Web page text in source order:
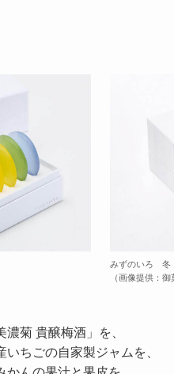
みずのいろ 冬
（画像提供：御
菊 貴醸梅酒」を、
ちごの自家製ジャムを、